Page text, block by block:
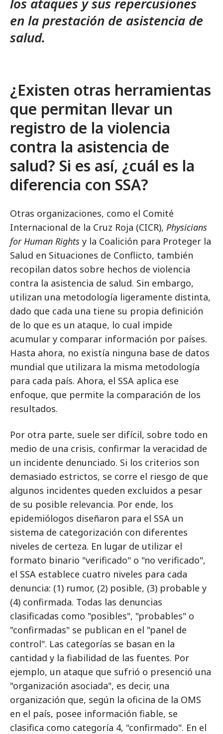
en la prestación de asistencia de
salud.
¿Existen otras herramientas
que permitan llevar un
registro de la violencia
contra la asistencia de
salud? Si es así, ¿cuál es la
diferencia con SSA?
Otras organizaciones, como el Comité
Internacional de la Cruz Roja (CICR), Physicians
for Human Rights y la Coalición para Proteger la
Salud en Situaciones de Conflicto, también
recopilan datos sobre hechos de violencia
contra la asistencia de salud. Sin embargo,
utilizan una metodología ligeramente distinta,
dado que cada una tiene su propia definición
de lo que es un ataque, lo cual impide
acumular y comparar información por países.
Hasta ahora, no existía ninguna base de datos
mundial que utilizara la misma metodología
para cada país. Ahora, el SSA aplica ese
enfoque, que permite la comparación de los
resultados.
Por otra parte, suele ser difícil, sobre todo en
medio de una crisis, confirmar la veracidad de
un incidente denunciado. Si los criterios son
demasiado estrictos, se corre el riesgo de que
algunos incidentes queden excluidos a pesar
de su posible relevancia. Por ende, los
epidemiólogos diseñaron para el SSA un
sistema de categorización con diferentes
niveles de certeza. En lugar de utilizar el
formato binario "verificado" o "no verificado",
el SSA establece cuatro niveles para cada
denuncia: (1) rumor, (2) posible, (3) probable y
(4) confirmada. Todas las denuncias
clasificadas como "posibles", "probables" o
"confirmadas" se publican en el "panel de
control". Las categorías se basan en la
cantidad y la fiabilidad de las fuentes. Por
ejemplo, un ataque que sufrió o presenció una
"organización asociada", es decir, una
organización que, según la oficina de la OMS
en el país, posee información fiable, se
clasifica como categoría 4, "confirmado". En el